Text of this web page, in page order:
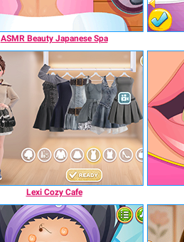
ASMR Beauty Japanese Spa
Lexi Cozy Cafe